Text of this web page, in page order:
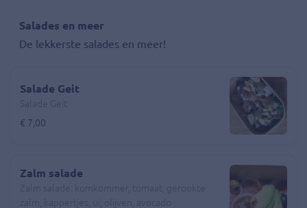
Salades en meer
De lekkerste salades en meer!
Salade Geit
€ 7,00
Zalm salade